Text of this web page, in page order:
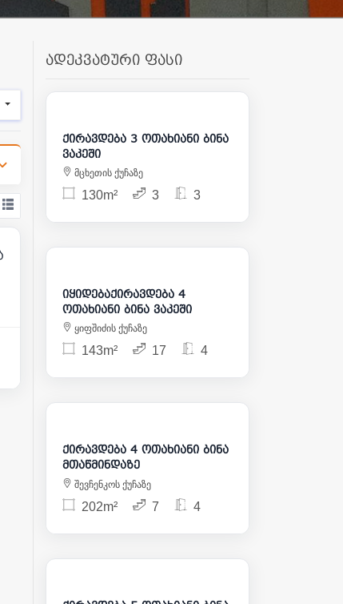
ადეკვატური ფასი
2 400
ქირავდება 3 ოთახიანი ბინა
ვაკეში
მცხეთის ქუჩაზე
130m² 3 3
525 000
იყიდებაქირავდება 4
ოთახიანი ბინა ვაკეში
ყიფშიძის ქუჩაზე
143m² 17 4
4 000
ქირავდება 4 ოთახიანი ბინა
მთაწმინდაზე
შევჩენკოს ქუჩაზე
202m² 7 4
1 800